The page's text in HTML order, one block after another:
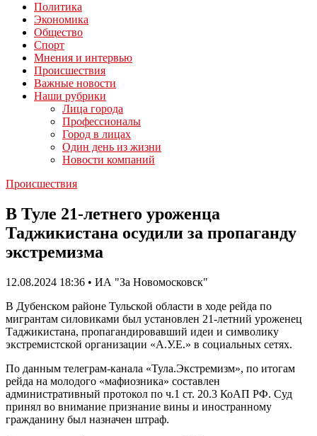
Политика
Экономика
Общество
Спорт
Мнения и интервью
Происшествия
Важные новости
Наши рубрики
Лица города
Профессионалы
Город в лицах
Один день из жизни
Новости компаний
Происшествия
В Туле 21-летнего уроженца
Таджикистана осудили за пропаганду
экстремизма
12.08.2024 18:36 • ИА "За Новомосковск"
В Дубенском районе Тульской области в ходе рейда по
мигрантам силовиками был установлен 21-летний уроженец
Таджикистана, пропагандировавший идеи и символику
экстремистской организации «А.У.Е.» в социальных сетях.
По данным телеграм-канала «Тула.Экстремизм», по итогам
рейда на молодого «мафиозника» составлен
административный протокол по ч.1 ст. 20.3 КоАП РФ. Суд
принял во внимание признание вины и иностранному
гражданину был назначен штраф.